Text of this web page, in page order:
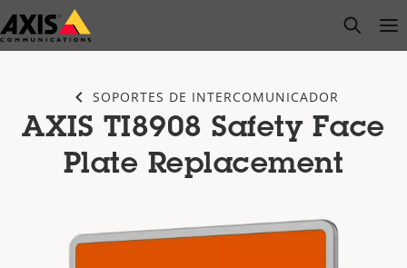
Saltar
al
open
SOPORTES DE INTERCOMUNICADOR
AXIS TI8908 Safety Face
Plate Replacement